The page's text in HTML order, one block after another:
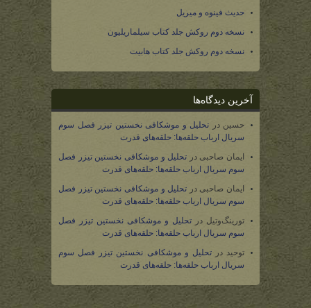
حدیث فینوه و میریل
نسخه دوم روکش جلد کتاب سیلماریلیون
نسخه دوم روکش جلد کتاب هابیت
آخرین دیدگاه‌ها
حسین در تحلیل و موشکافی نخستین تیزر فصل سوم
سریال ارباب حلقه‌ها: حلقه‌های قدرت
ایمان صاحبی در تحلیل و موشکافی نخستین تیزر فصل
سوم سریال ارباب حلقه‌ها: حلقه‌های قدرت
ایمان صاحبی در تحلیل و موشکافی نخستین تیزر فصل
سوم سریال ارباب حلقه‌ها: حلقه‌های قدرت
تورینگ‌وتیل در تحلیل و موشکافی نخستین تیزر فصل
سوم سریال ارباب حلقه‌ها: حلقه‌های قدرت
توحید درتحلیل و موشکافی نخستین تیزر فصل سوم
سریال ارباب حلقه‌ها: حلقه‌های قدرت